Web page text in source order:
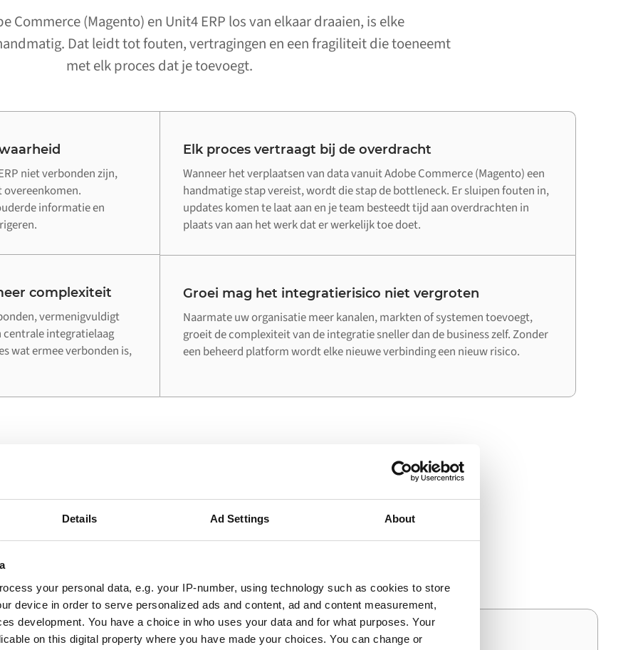
Details Ad Settings About
your personal data, e.g. your IP-number, using technology such as cookies to store
device in order to serve personalized ads and content, ad and content measurement,
development. You have a choice in who uses your data and for what purposes. Your
on this digital property where you have made your choices. You can change or
Commerce (Magento) en Unit4 ERP los van elkaar draaien, is elke
Dat leidt tot fouten, vertragingen en een fragiliteit die toeneemt
met elk proces dat je toevoegt.
niet verbonden zijn,
overeenkomen.
informatie en
Elk proces vertraagt bij de overdracht
Wanneer het verplaatsen van data vanuit Adobe Commerce (Magento) een
handmatige stap vereist, wordt die stap de bottleneck. Er sluipen fouten in,
updates komen te laat aan en je team besteedt tijd aan overdrachten in
plaats van aan het werk dat er werkelijk toe doet.
complexiteit
vermenigvuldigt
centrale integratielaag
wat ermee verbonden is,
Groei mag het integratierisico niet vergroten
Naarmate uw organisatie meer kanalen, markten of systemen toevoegt,
groeit de complexiteit van de integratie sneller dan de business zelf. Zonder
een beheerd platform wordt elke nieuwe verbinding een nieuw risico.
deze integratie gebruiken
een live verbinding tussen Adobe Commerce (Magento) en Unit4 ERP